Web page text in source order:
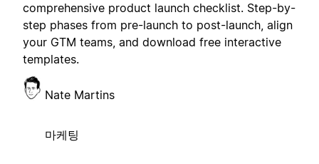
comprehensive product launch checklist. Step-by-
step phases from pre-launch to post-launch, align
your GTM teams, and download free interactive
templates.
Nate Martins
마케팅